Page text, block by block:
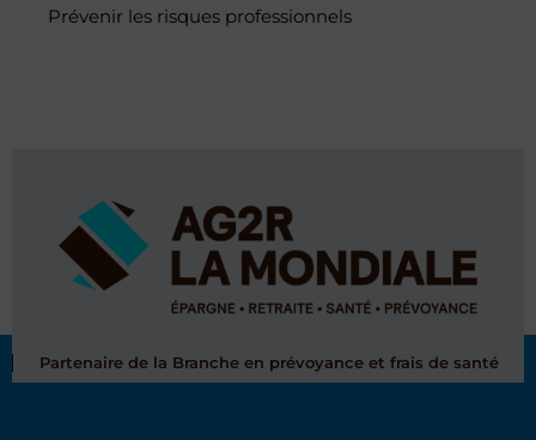
Prévenir les risques professionnels
Partenaire de la Branche en prévoyance et frais de santé